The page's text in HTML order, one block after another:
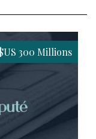
300 Millions